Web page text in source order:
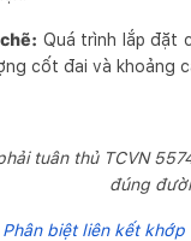
Quá trình lắp đặt
cốt đai và khoảng
tuân thủ TCVN
đúng
Phân biệt liên kết